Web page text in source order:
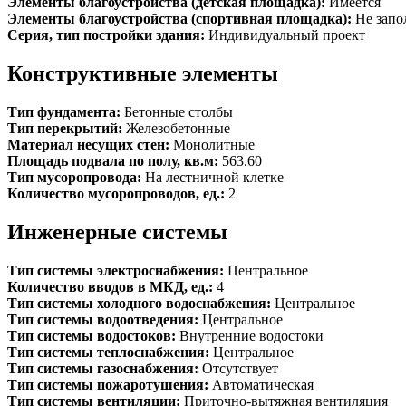
Элементы благоустройства (спортивная площадка): Не
Серия, тип постройки здания: Индивидуальный проект
Конструктивные элементы
Тип фундамента: Бетонные столбы
Тип перекрытий: Железобетонные
Материал несущих стен: Монолитные
Площадь подвала по полу, кв.м: 563.60
Тип мусоропровода: На лестничной клетке
Количество мусоропроводов, ед.: 2
Инженерные системы
Тип системы электроснабжения: Центральное
Количество вводов в МКД, ед.: 4
Тип системы холодного водоснабжения: Центральное
Тип системы водоотведения: Центральное
Тип системы водостоков: Внутренние водостоки
Тип системы теплоснабжения: Центральное
Тип системы газоснабжения: Отсутствует
Тип системы пожаротушения: Автоматическая
Тип системы вентиляции: Приточно-вытяжная вентиляция